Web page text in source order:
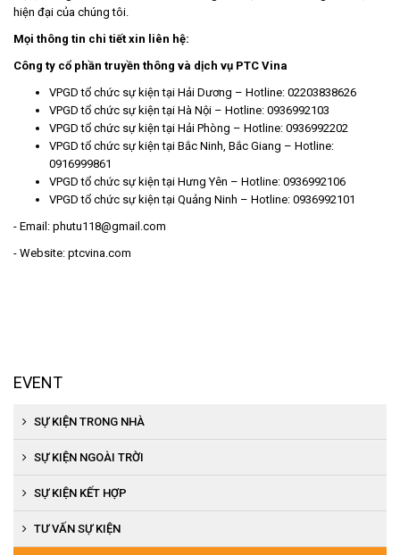
hiện đại của chúng tôi.
Mọi thông tin chi tiết xin liên hệ:
Công ty cổ phần truyền thông và dịch vụ PTC Vina
VPGDtổ chức sự kiện tại Hải Dương – Hotline: 02203838626
VPGDtổ chức sự kiện tại Hà Nội – Hotline: 0936992103
VPGDtổ chức sự kiện tại Hải Phòng – Hotline: 0936992202
VPGDtổ chức sự kiện tại Bắc Ninh, Bắc Giang – Hotline:
0916999861
VPGDtổ chức sự kiện tại Hưng Yên – Hotline: 0936992106
VPGDtổ chức sự kiện tại Quảng Ninh – Hotline: 0936992101
- Email: phutu118@gmail.com
- Website: ptcvina.com
EVENT
SỰ KIỆN TRONG NHÀ
Tổ chức khai trương, khánh thành
Tổ chức hội nghị khách hàng
Tổ chức họp báo, ra mắt sản phẩm
SỰ KIỆN NGOÀI TRỜI
Tổ chức khánh thành, khai trương
Tổ chức lễ động thổ
SỰ KIỆN KẾT HỢP
Tổ chức khai trương, khánh thành
TƯ VẤN SỰ KIỆN